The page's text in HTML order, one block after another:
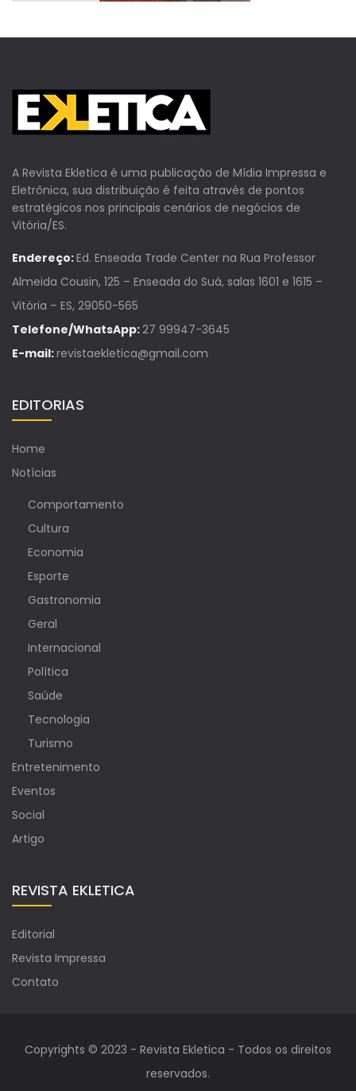
A Revista Ekletica é uma publicação de Mídia Impressa e
Eletrônica, sua distribuição é feita através de pontos
estratégicos nos principais cenários de negócios de
Vitória/ES.
Endereço:Ed. Enseada Trade Center na Rua Professor
Almeida Cousin, 125 – Enseada do Suá, salas 1601 e 1615 –
Vitória – ES, 29050-565
Telefone/WhatsApp:27 99947-3645
E-mail:revistaekletica@gmail.com
EDITORIAS
Home
Notícias
Comportamento
Cultura
Economia
Esporte
Gastronomia
Geral
Internacional
Política
Saúde
Tecnologia
Turismo
Entretenimento
Eventos
Social
Artigo
REVISTA EKLETICA
Editorial
Revista Impressa
Contato
Copyrights © 2023 - Revista Ekletica - Todos os direitos
reservados.